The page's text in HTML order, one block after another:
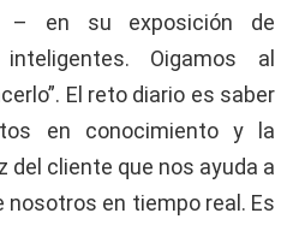
– en su exposición de
Oigamos al
El reto diario es saber
en conocimiento y la
del cliente que nos ayuda a
nosotros en tiempo real. Es